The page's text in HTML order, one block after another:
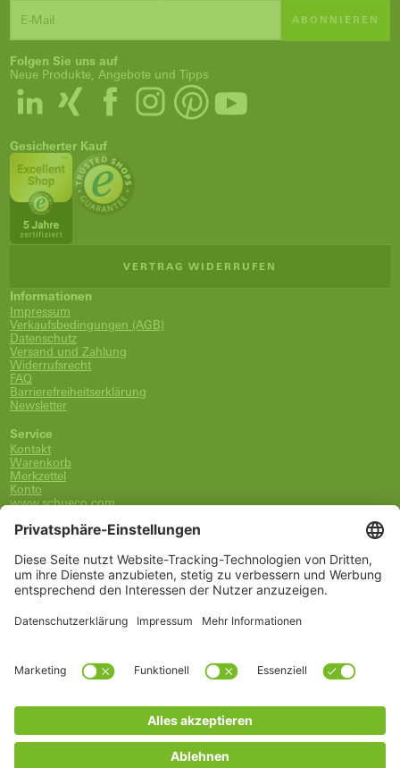
ABONNIEREN
Folgen Sie uns auf
Neue Produkte, Angebote und Tipps
Gesicherter Kauf
VERTRAG WIDERRUFEN
Informationen
Impressum
Verkaufsbedingungen (AGB)
Datenschutz
Versand und Zahlung
Widerrufsrecht
FAQ
Barrierefreiheitserklärung
Newsletter
Service
Kontakt
Warenkorb
Merkzettel
Konto
www.schueco.com
0800-400-4007
kostenlos aus dem dt. Festnetz
Unsere Marken
Alle Marken
Schüco International KG
Kategorien
Griffe
Wartung, Pflege und Lüftung
Einbruchschutz
FSB Griffe